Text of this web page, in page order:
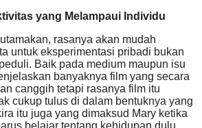
yang Melampaui Individu
rasanya akan mudah
untuk eksperimentasi pribadi bukan
Baik pada medium maupun isu
banyaknya film yang secara
canggih tetapi rasanya film itu
cukup tulus di dalam bentuknya yang
itu juga yang dimaksud Mary ketika